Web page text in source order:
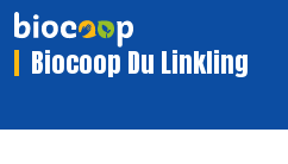
Biocoop Du Linkling